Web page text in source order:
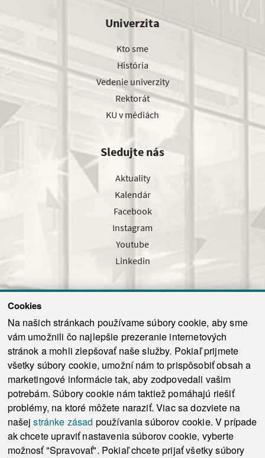
Cookies
Na našich stránkach používame súbory cookie, aby sme
vám umožnili čo najlepšie prezeranie internetových
stránok a mohli zlepšovať naše služby. Pokiaľ prijmete
všetky súbory cookie, umožní nám to prispôsobiť obsah a
marketingové informácie tak, aby zodpovedali vašim
potrebám. Súbory cookie nám taktiež pomáhajú riešiť
problémy, na ktoré môžete naraziť. Viac sa dozviete na
našejstránke zásad používania súborov cookie. V prípade
ak chcete upraviť nastavenia súborov cookie, vyberte
možnosť "Spravovať". Pokiaľ chcete prijať všetky súbory
Univerzita
Kto sme
História
Vedenie univerzity
Rektorát
KU v médiách
Sledujte nás
Aktuality
Kalendár
Facebook
Instagram
Youtube
Linkedin
Odoslať
© 2021-2026 ku.sk. Všetky práva vyhradené. Ochrana osobných údajov
Vyhlásenie o prístupnosti |
Admin
This site is protected by reCAPTCHA and the Google Privacy Policy and Terms of